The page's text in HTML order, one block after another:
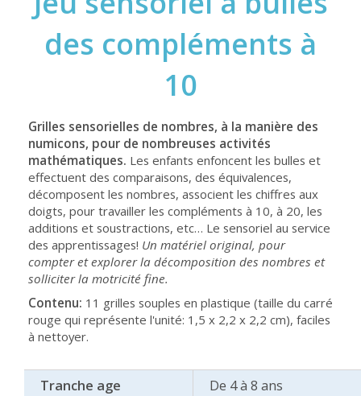
des compléments à
10
Grilles sensorielles de nombres, à la manière des
numicons, pour de nombreuses activités
mathématiques. Les enfants enfoncent les bulles et
effectuent des comparaisons, des équivalences,
décomposent les nombres, associent les chiffres aux
doigts, pour travailler les compléments à 10, à 20, les
additions et soustractions, etc… Le sensoriel au service
des apprentissages! Un matériel original, pour
compter et explorer la décomposition des nombres et
solliciter la motricité fine.
Contenu: 11 grilles souples en plastique (taille du carré
rouge qui représente l'unité: 1,5 x 2,2 x 2,2 cm), faciles
à nettoyer.
Tranche age De 4 à 8 ans